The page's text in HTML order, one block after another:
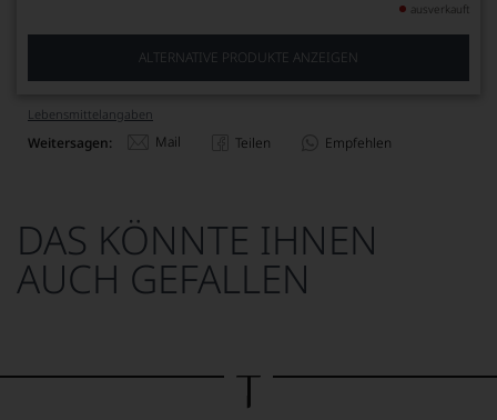
ausverkauft
ALTERNATIVE PRODUKTE ANZEIGEN
Lebensmittel­angaben
Weitersagen: Mail Teilen Empfehlen
DAS KÖNNTE IHNEN
AUCH GEFALLEN